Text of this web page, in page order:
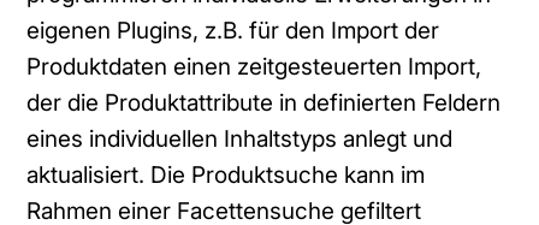
eigenen Plugins, z.B. für den Import der
Produktdaten einen zeitgesteuerten Import,
der die Produktattribute in definierten Feldern
eines individuellen Inhaltstyps anlegt und
aktualisiert. Die Produktsuche kann im
Rahmen einer Facettensuche gefiltert